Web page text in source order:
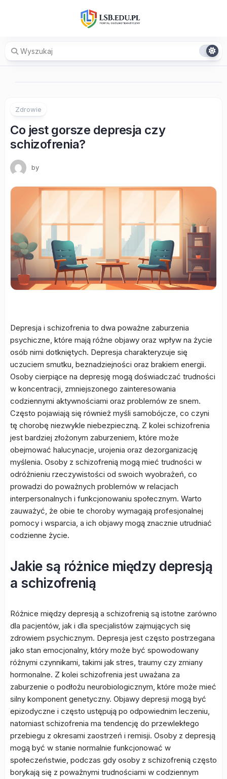
Zdrowie
Co jest gorsze depresja czy
schizofrenia?
by
Depresja i schizofrenia to dwa poważne zaburzenia
psychiczne, które mają różne objawy oraz wpływ na życie
osób nimi dotkniętych. Depresja charakteryzuje się
uczuciem smutku, beznadziejności oraz brakiem energii.
Osoby cierpiące na depresję mogą doświadczać trudności
w koncentracji, zmniejszonego zainteresowania
codziennymi aktywnościami oraz problemów ze snem.
Często pojawiają się również myśli samobójcze, co czyni
tę chorobę niezwykle niebezpieczną. Z kolei schizofrenia
jest bardziej złożonym zaburzeniem, które może
obejmować halucynacje, urojenia oraz dezorganizację
myślenia. Osoby z schizofrenią mogą mieć trudności w
odróżnieniu rzeczywistości od swoich wyobrażeń, co
prowadzi do poważnych problemów w relacjach
interpersonalnych i funkcjonowaniu społecznym. Warto
zauważyć, że obie te choroby wymagają profesjonalnej
pomocy i wsparcia, a ich objawy mogą znacznie utrudniać
codzienne życie.
Jakie są różnice między depresją
a schizofrenią
Różnice między depresją a schizofrenią są istotne zarówno
dla pacjentów, jak i dla specjalistów zajmujących się
zdrowiem psychicznym. Depresja jest często postrzegana
jako stan emocjonalny, który może być spowodowany
różnymi czynnikami, takimi jak stres, traumy czy zmiany
hormonalne. Z kolei schizofrenia jest uważana za
zaburzenie o podłożu neurobiologicznym, które może mieć
silny komponent genetyczny. Objawy depresji mogą być
epizodyczne i często ustępują po odpowiednim leczeniu,
natomiast schizofrenia ma tendencję do przewlekłego
przebiegu z okresami zaostrzeń i remisji. Osoby z depresją
mogą być w stanie normalnie funkcjonować w
społeczeństwie, podczas gdy osoby z schizofrenią często
borykają się z poważnymi trudnościami w codziennym